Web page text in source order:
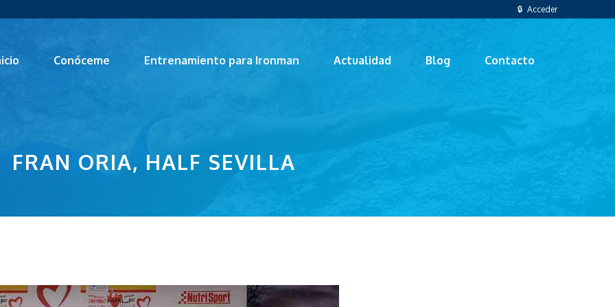
🔒 Acceder
Conóceme Entrenamiento para Ironman Actualidad Blog Contacto
FRAN ORIA, HALF SEVILLA